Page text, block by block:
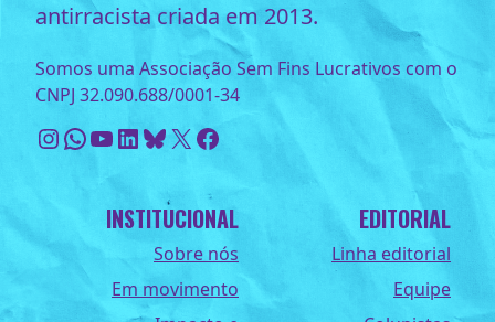
antirracista criada em 2013.
Somos uma Associação Sem Fins Lucrativos com o
CNPJ 32.090.688/0001-34
Instagram
WhatsApp
Youtube
LinkedIn
Bluesky
X Facebook
INSTITUCIONAL
Sobre nós
Em movimento
EDITORIAL
Linha editorial
Equipe